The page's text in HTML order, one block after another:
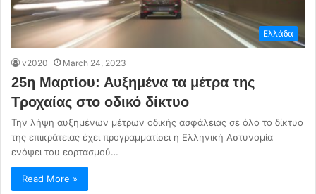
Ελλάδα
v2020 March 24, 2023
25η Μαρτίου: Αυξημένα τα μέτρα της
Τροχαίας στο οδικό δίκτυο
Την λήψη αυξημένων μέτρων οδικής ασφάλειας σε όλο το δίκτυο
της επικράτειας έχει προγραμματίσει η Ελληνική Αστυνομία
ενόψει του εορτασμού…
Read More »